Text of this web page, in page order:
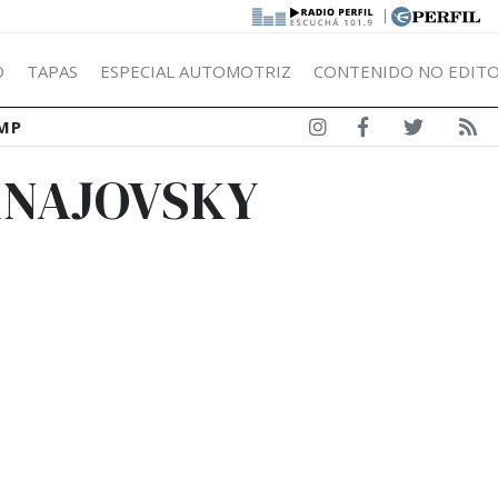
|
TAPAS ESPECIAL AUTOMOTRIZ CONTENIDO NO